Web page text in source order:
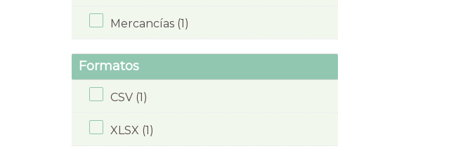
Mercancías (1)
Formatos
CSV (1)
XLSX (1)